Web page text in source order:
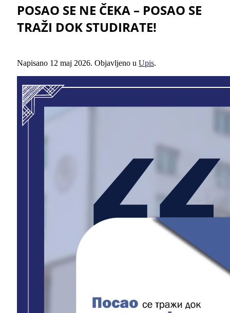
POSAO SE NE ČEKA – POSAO SE
TRAŽI DOK STUDIRATE!
Napisano 12 maj 2026. Objavljeno u Upis.